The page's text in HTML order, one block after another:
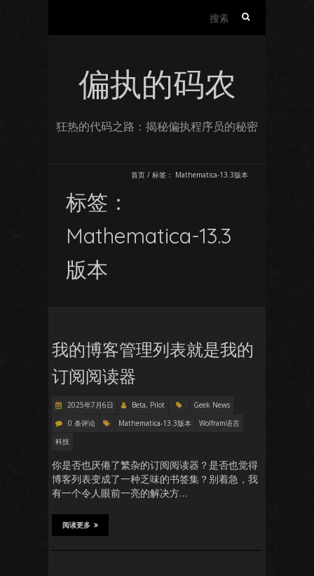
偏执的码农
狂热的代码之路：揭秘偏执程序员的秘密
首页 / 标签： Mathematica-13.3版本
标签：
Mathematica-13.3
版本
我的博客管理列表就是我的
订阅阅读器
2025年7月6日 Beta, Pilot
Geek News
0 条评论
Mathematica-13.3版本
Wolfram语言
科技
你是否也厌倦了繁杂的订阅阅读器？是否也觉得
博客列表变成了一种乏味的书签集？别着急，我
有一个令人眼前一亮的解决方…
阅读更多